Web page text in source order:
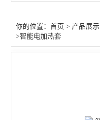
你的位置：首页 > 产品展示
>智能电加热套